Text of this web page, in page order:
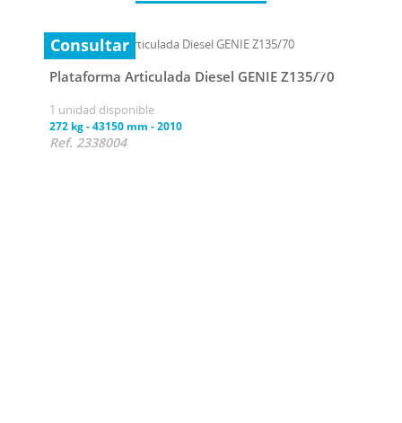
Consultar
Plataforma Articulada Diesel GENIE Z135/70
1 unidad disponible
272 kg-43150 mm -2010
Ref. 2338004